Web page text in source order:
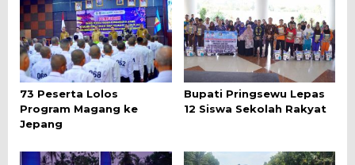
73 Peserta Lolos
Program Magang ke
Jepang
Bupati Pringsewu Lepas
12 Siswa Sekolah Rakyat